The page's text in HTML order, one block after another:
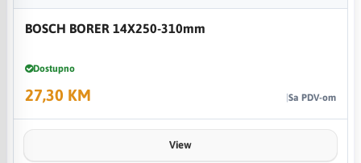
BOSCH BORER 14X250-310mm
Dostupno
27,30 KM Sa PDV-om
View